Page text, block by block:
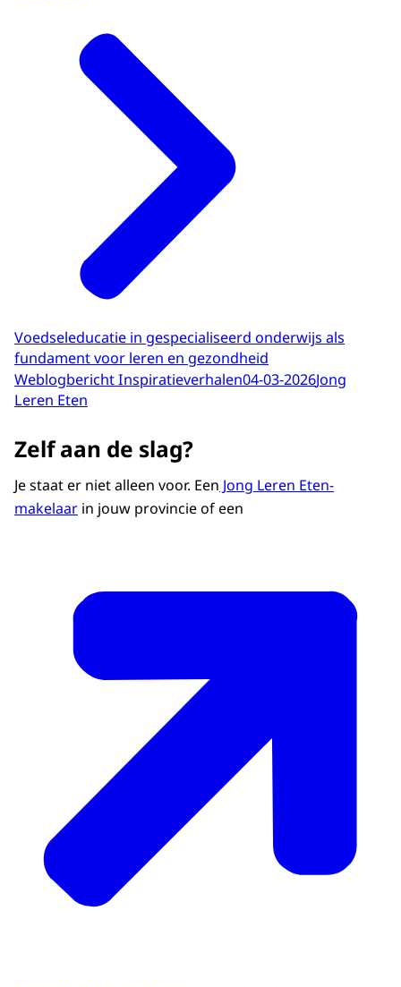
Voedseleducatie in gespecialiseerd onderwijs als
fundament voor leren en gezondheid
Weblogbericht Inspiratieverhalen04-03-2026Jong
Leren Eten
Zelf aan de slag?
Je staat er niet alleen voor. Een Jong Leren Eten-
makelaar in jouw provincie of een